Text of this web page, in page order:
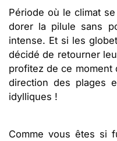
Période où le climat
dorer la pilule sans
intense. Et si les
décidé de retourner
profitez de ce
direction des plages
idylliques !
Comme vous êtes si